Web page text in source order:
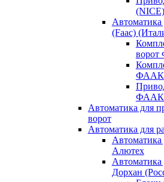
(NICE)
(Faac)
ФААК
ФААК
Автоматика для
ворот
Автоматика для
Алютех
Дорхан